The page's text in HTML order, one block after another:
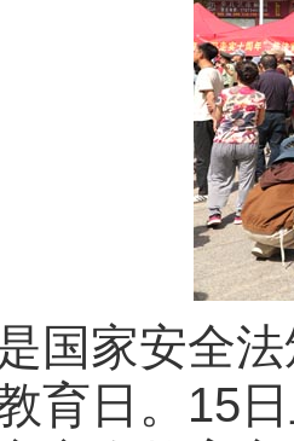
家安全法
育日。15